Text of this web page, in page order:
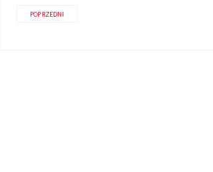
POPRZEDNI